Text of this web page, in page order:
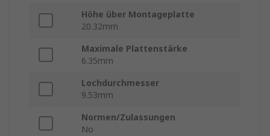
Höhe über Montageplatte
20.32mm
Maximale Plattenstärke
6.35mm
Lochdurchmesser
9.53mm
Normen/Zulassungen
No